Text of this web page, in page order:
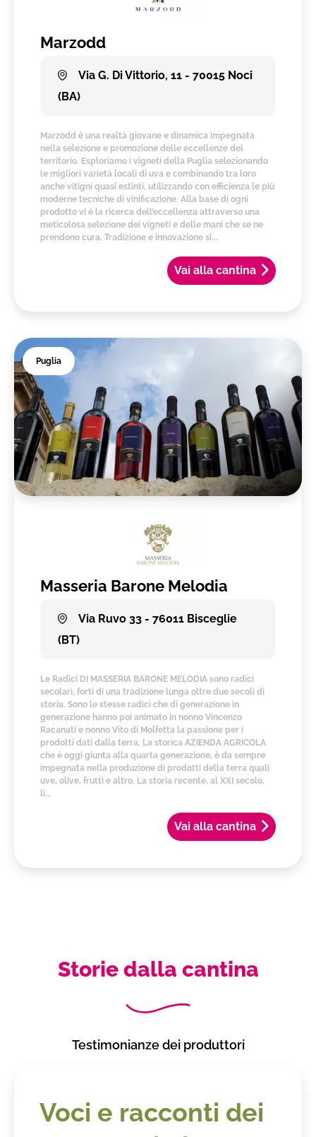
Marzodd
Via G. Di Vittorio, 11 - 70015 Noci
(BA)
Vai alla cantina
Marzodd è una realtà giovane e dinamica impegnata
nella selezione e promozione delle eccellenze del
territorio. Esploriamo i vigneti della Puglia selezionando
le migliori varietà locali di uva e combinando tra loro
anche vitigni quasi estinti, utilizzando con efficienza le più
moderne tecniche di vinificazione. Alla base di ogni
prodotto vi è la ricerca dell’eccellenza attraverso una
meticolosa selezione dei vigneti e delle mani che se ne
prendono cura. Tradizione e innovazione si...
Puglia
Masseria Barone Melodia
Via Ruvo 33 - 76011 Bisceglie
(BT)
Vai alla cantina
Le Radici DI MASSERIA BARONE MELODIA sono radici
secolari, forti di una tradizione lunga oltre due secoli di
storia. Sono le stesse radici che di generazione in
generazione hanno poi animato in nonno Vincenzo
Racanati e nonno Vito di Molfetta la passione per i
prodotti dati dalla terra. La storica AZIENDA AGRICOLA
che è oggi giunta alla quarta generazione, è da sempre
impegnata nella produzione di prodotti della terra quali
uve, olive, frutti e altro. La storia recente, al XXI secolo,
li...
Storie dalla cantina
Testimonianze dei produttori
Voci e racconti dei